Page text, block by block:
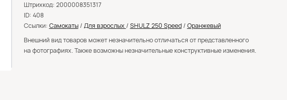
Штрихкод: 2000008351317
ID: 408
Ссылки: Самокаты/ Для взрослых / SHULZ 250 Speed/ Оранжевый
Внешний вид товаров может незначительно отличаться от представленного
на фотографиях. Также возможны незначительные конструктивные изменения.